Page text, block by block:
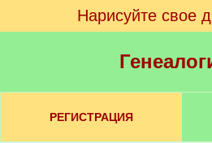
Нарисуйте свое
РЕГИСТРАЦИЯ